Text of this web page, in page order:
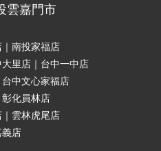
雲嘉門市
南投家福店
里店｜台中一中店
中文心家福店
化員林店
雲林虎尾店
義店